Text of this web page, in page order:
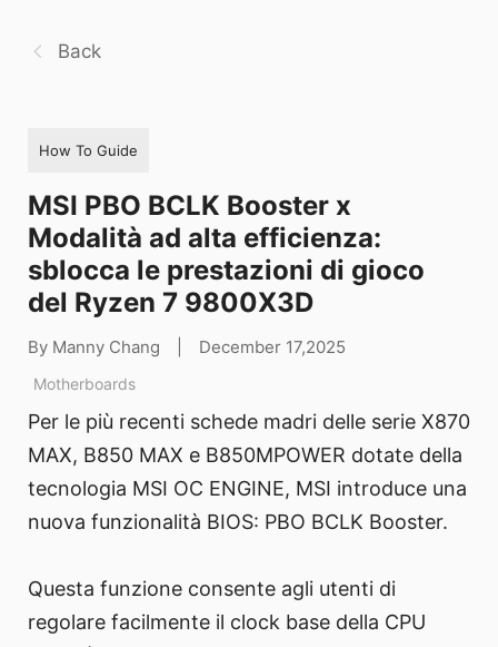
Back
How To Guide
MSI PBO BCLK Booster x
Modalità ad alta efficienza:
sblocca le prestazioni di gioco
del Ryzen 7 9800X3D
By Manny Chang December 17,2025
Motherboards
Per le più recenti schede madri delle serie X870
MAX, B850 MAX e B850MPOWER dotate della
tecnologia MSI OC ENGINE, MSI introduce una
nuova funzionalità BIOS: PBO BCLK Booster.
Questa funzione consente agli utenti di
regolare facilmente il clock base della CPU